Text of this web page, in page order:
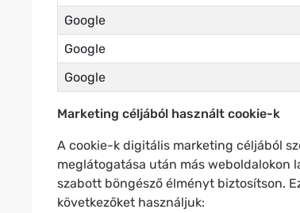
Google
Google
Google
Marketing céljából használt cookie-k
A cookie-k digitális marketing céljából
meglátogatása után más weboldalokon
szabott böngésző élményt biztosítson.
következőket használjuk: